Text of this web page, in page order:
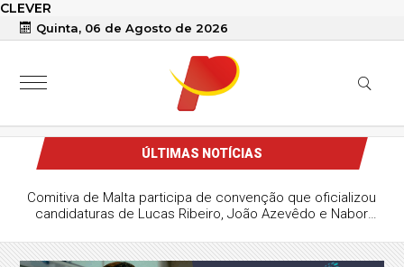
CLEVER
Quinta, 06 de Agosto de 2026
ÚLTIMAS NOTÍCIAS
Comitiva de Malta participa de convenção que oficializou
candidaturas de Lucas Ribeiro, João Azevêdo e Nabor